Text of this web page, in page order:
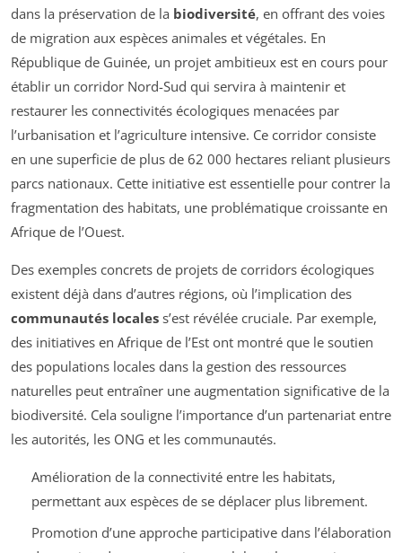
dans la préservation de la biodiversité, en offrant des voies
de migration aux espèces animales et végétales. En
République de Guinée, un projet ambitieux est en cours pour
établir un corridor Nord-Sud qui servira à maintenir et
restaurer les connectivités écologiques menacées par
l’urbanisation et l’agriculture intensive. Ce corridor consiste
en une superficie de plus de 62 000 hectares reliant plusieurs
parcs nationaux. Cette initiative est essentielle pour contrer la
fragmentation des habitats, une problématique croissante en
Afrique de l’Ouest.
Des exemples concrets de projets de corridors écologiques
existent déjà dans d’autres régions, où l’implication des
communautés locales s’est révélée cruciale. Par exemple,
des initiatives en Afrique de l’Est ont montré que le soutien
des populations locales dans la gestion des ressources
naturelles peut entraîner une augmentation significative de la
biodiversité. Cela souligne l’importance d’un partenariat entre
les autorités, les ONG et les communautés.
Amélioration de la connectivité entre les habitats,
permettant aux espèces de se déplacer plus librement.
Promotion d’une approche participative dans l’élaboration